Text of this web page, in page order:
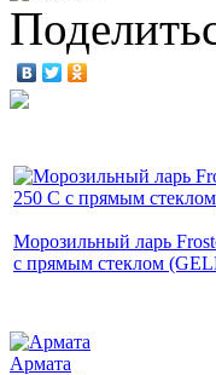
Морозильный ларь
с прямым стеклом
Армата